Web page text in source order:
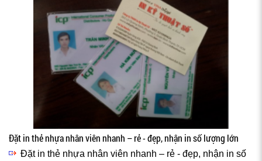
Đặt in thẻ nhựa nhân viên nhanh – rẻ - đẹp, nhận in số lượng lớn
Đặt in thẻ nhựa nhân viên nhanh – rẻ - đẹp, nhận in số